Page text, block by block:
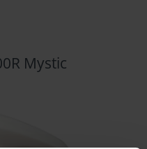
Mystic